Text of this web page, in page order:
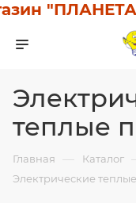
"ПЛАНЕТА
теплые
Главная — Каталог
Электрические